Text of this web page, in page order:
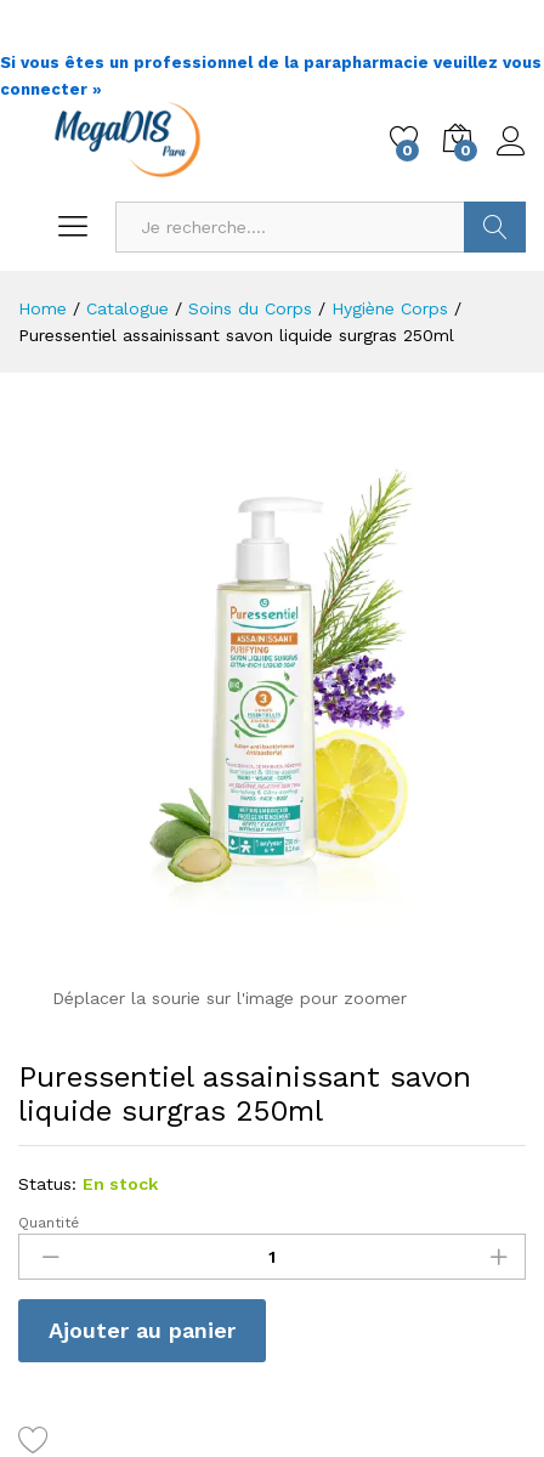
Si vous êtes un professionnel de la parapharmacie veuillez vous
connecter »
0 0
Home / Catalogue / Soins du Corps / Hygiène Corps /
Puressentiel assainissant savon liquide surgras 250ml
Déplacer la sourie sur l'image pour zoomer
Puressentiel assainissant savon
liquide surgras 250ml
Status: En stock
Puressentiel
assainissant
savon
liquide
surgras
250ml
Quantité
Ajouter au panier